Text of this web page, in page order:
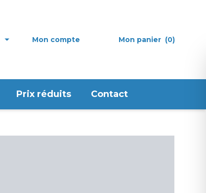
Mon compte Mon panier (0)
Prix réduits Contact